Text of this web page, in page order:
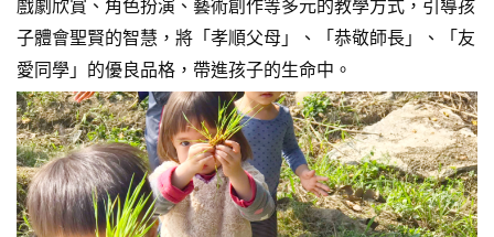
戲劇欣賞、角色扮演、藝術創作等多元的教學方式，引導孩
子體會聖賢的智慧，將「孝順父母」、「恭敬師長」、「友
愛同學」的優良品格，帶進孩子的生命中。